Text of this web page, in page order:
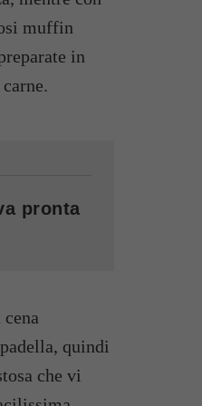
muffin
in
pronta
quindi
che vi